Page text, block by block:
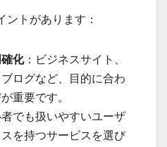
ントがあります：
化：ビジネスサイト、
ログなど、目的に合わ
重要です。
者でも扱いやすいユーザ
を持つサービスを選び